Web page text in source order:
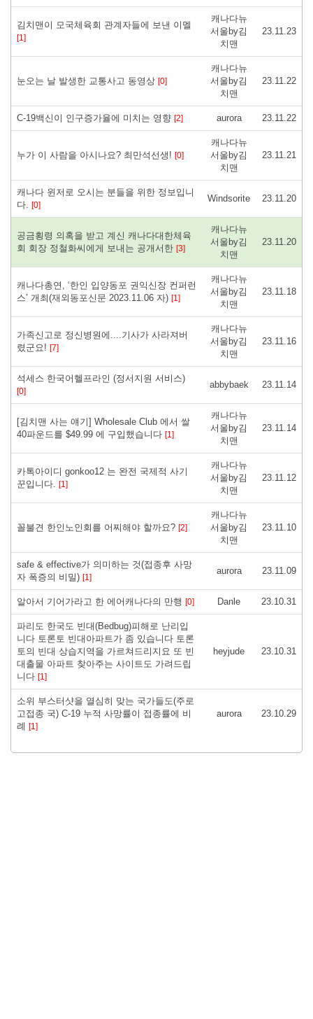
김치맨이 모국체육회 관계자들에 보낸 이멜
[1]
캐나다뉴
서울by김
치맨
23.11.23
눈오는 날 발생한 교통사고 동영상 [0]
캐나다뉴
서울by김
치맨
23.11.22
C-19백신이 인구증가율에 미치는 영향 [2] aurora 23.11.22
누가 이 사람을 아시나요? 최만석선생! [0]
캐나다뉴
서울by김
치맨
23.11.21
캐나다 윈저로 오시는 분들을 위한 정보입니
다. [0]
Windsorite 23.11.20
공금횡령 의혹을 받고 계신 캐나다대한체육
회 회장 정철화씨에게 보내는 공개서한 [3]
캐나다뉴
서울by김
치맨
23.11.20
캐나다총연, ‘한인 입양동포 권익신장 컨퍼런
스’ 개최(재외동포신문 2023.11.06 자) [1]
캐나다뉴
서울by김
치맨
23.11.18
가족신고로 정신병원에....기사가 사라져버
렸군요! [7]
캐나다뉴
서울by김
치맨
23.11.16
석세스 한국어헬프라인 (정서지원 서비스)
[0]
abbybaek 23.11.14
[김치맨 사는 얘기] Wholesale Club 에서 쌀
40파운드를 $49.99 에 구입했습니다 [1]
캐나다뉴
서울by김
치맨
23.11.14
카톡아이디 gonkoo12 는 완전 국제적 사기
꾼입니다. [1]
캐나다뉴
서울by김
치맨
23.11.12
꼴불견 한인노인회를 어찌해야 할까요? [2]
캐나다뉴
서울by김
치맨
23.11.10
safe & effective가 의미하는 것(접종후 사망
자 폭증의 비밀) [1]
aurora 23.11.09
알아서 기어가라고 한 에어캐나다의 만행 [0] Danle 23.10.31
파리도 한국도 빈대(Bedbug)피해로 난리입
니다 토론토 빈대아파트가 좀 있습니다 토론
토의 빈대 상습지역을 가르쳐드리지요 또 빈
대출물 아파트 찾아주는 사이트도 가려드립
니다 [1]
heyjude 23.10.31
소위 부스터샷을 열심히 맞는 국가들도(주로
고접종 국) C-19 누적 사망률이 접종률에 비
례 [1]
aurora 23.10.29